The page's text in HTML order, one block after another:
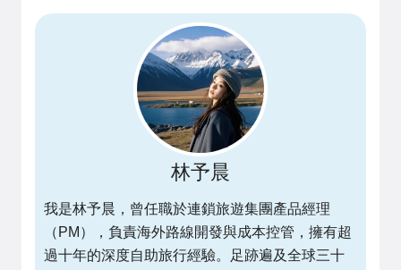
林予晨
我是林予晨，曾任職於連鎖旅遊集團產品經理
（PM），負責海外路線開發與成本控管，擁有超
過十年的深度自助旅行經驗。足跡遍及全球三十